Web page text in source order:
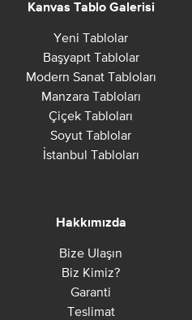
Kanvas Tablo Galerisi
Yeni Tablolar
Başyapıt Tablolar
Modern Sanat Tabloları
Manzara Tabloları
Çiçek Tabloları
Soyut Tablolar
İstanbul Tabloları
Hakkımızda
Bize Ulaşın
Biz Kimiz?
Garanti
Teslimat